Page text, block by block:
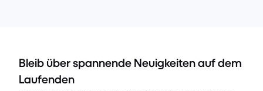
Bleib über spannende Neuigkeiten auf dem
Laufenden